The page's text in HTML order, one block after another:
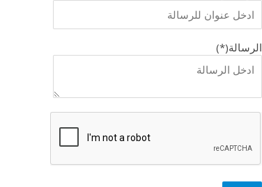
الرسالة(*)